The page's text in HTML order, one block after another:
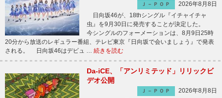
Ｊ－ＰＯＰ
2026年8月8日
日向坂46が、18thシングル『イチャイチャ
虫』を9月30日に発売することが決定した。
今シングルのフォーメーションは、8月9日25時
20分から放送のレギュラー番組、テレビ東京『日向坂で会いましょう』で発表
される。 日向坂46はデビュ … 続きを読む
Da-iCE、「アンリミテッド」リリックビ
デオ公開
Ｊ－ＰＯＰ
2026年8月8日